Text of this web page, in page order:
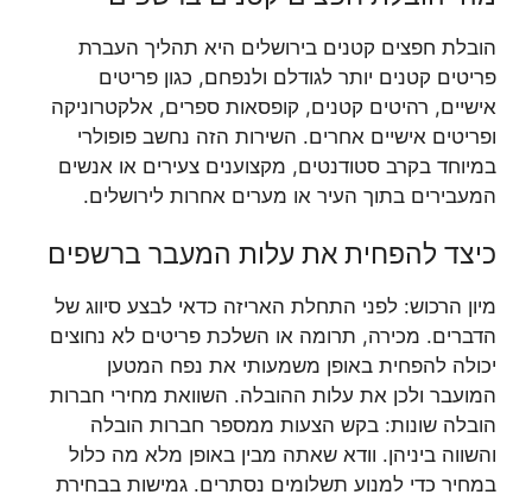
הובלת חפצים קטנים בירושלים היא תהליך העברת
פריטים קטנים יותר לגודלם ולנפחם, כגון פריטים
אישיים, רהיטים קטנים, קופסאות ספרים, אלקטרוניקה
ופריטים אישיים אחרים. השירות הזה נחשב פופולרי
במיוחד בקרב סטודנטים, מקצוענים צעירים או אנשים
המעבירים בתוך העיר או מערים אחרות לירושלים.
כיצד להפחית את עלות המעבר ברשפים
מיון הרכוש: לפני התחלת האריזה כדאי לבצע סיווג של
הדברים. מכירה, תרומה או השלכת פריטים לא נחוצים
יכולה להפחית באופן משמעותי את נפח המטען
המועבר ולכן את עלות ההובלה. השוואת מחירי חברות
הובלה שונות: בקש הצעות ממספר חברות הובלה
והשווה ביניהן. וודא שאתה מבין באופן מלא מה כלול
במחיר כדי למנוע תשלומים נסתרים. גמישות בבחירת